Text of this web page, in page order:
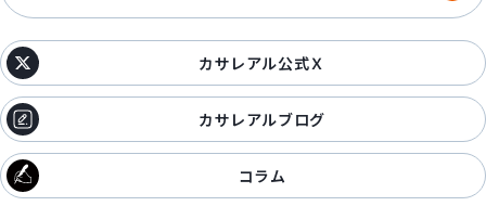
カサレアル公式Ｘ
カサレアルブログ
コラム